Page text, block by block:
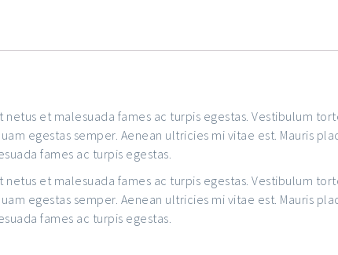
et malesuada fames ac turpis egestas. Vestibulum
egestas semper. Aenean ultricies mi vitae est. Mauris
fames ac turpis egestas.
et malesuada fames ac turpis egestas. Vestibulum
egestas semper. Aenean ultricies mi vitae est. Mauris
fames ac turpis egestas.